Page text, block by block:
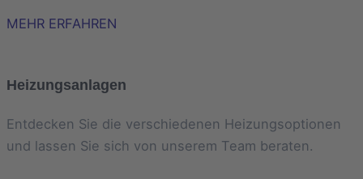
MEHR ERFAHREN
Heizungsanlagen
Entdecken Sie die verschiedenen Heizungsoptionen
und lassen Sie sich von unserem Team beraten.